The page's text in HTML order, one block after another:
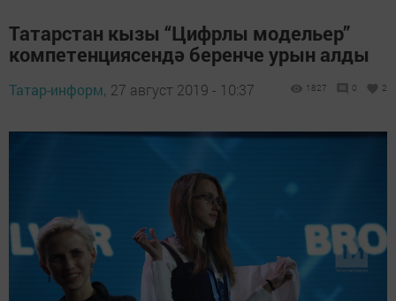
Татарстан кызы “Цифрлы модельер”
компетенциясендә беренче урын алды
Татар-информ, 27 август 2019 - 10:37 1827 0 2